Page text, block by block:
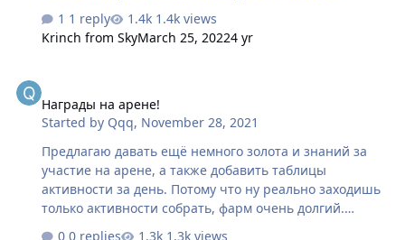
1 reply
1.4k views
Krinch from SkyMarch 25, 20224 yr
Награды на арене!
Started by Qqq, November 28, 2021
Предлагаю давать ещё немного золота и знаний за
участие на арене, а также добавить таблицы
активности за день. Потому что ну реально заходишь
только активности собрать, фарм очень долгий.
0 replies
1.3k views